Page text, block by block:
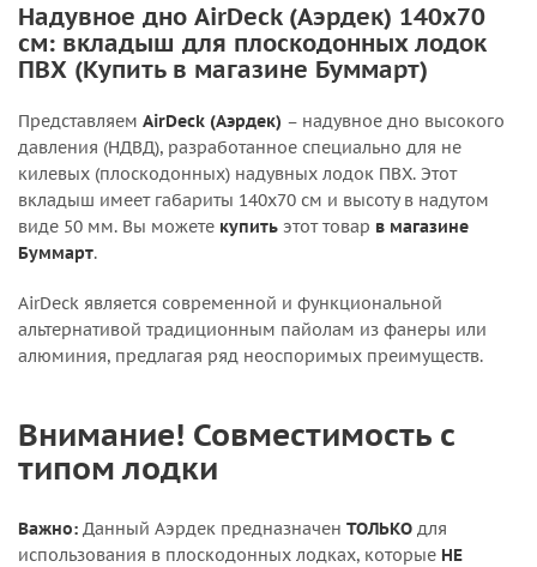
Надувное дно AirDeck (Аэрдек) 140х70
см: вкладыш для плоскодонных лодок
ПВХ (Купить в магазине Буммарт)
Представляем AirDeck (Аэрдек) – надувное дно высокого
давления (НДВД), разработанное специально для не
килевых (плоскодонных) надувных лодок ПВХ. Этот
вкладыш имеет габариты 140х70 см и высоту в надутом
виде 50 мм. Вы можете купить этот товар в магазине
Буммарт.
AirDeck является современной и функциональной
альтернативой традиционным пайолам из фанеры или
алюминия, предлагая ряд неоспоримых преимуществ.
Внимание! Совместимость с
типом лодки
Важно: Данный Аэрдек предназначен ТОЛЬКО для
использования в плоскодонных лодках, которые НЕ